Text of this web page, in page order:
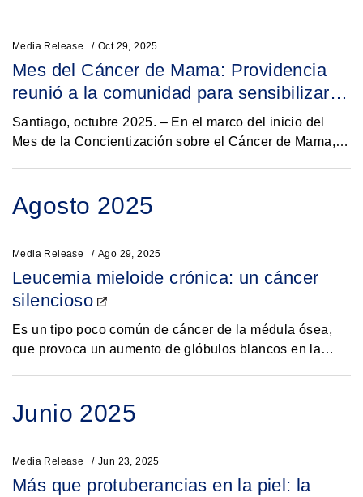
mujeres...
Media Release Oct 29, 2025
Mes del Cáncer de Mama: Providencia
reunió a la comunidad para sensibilizar
sobre las brechas que enfrentan las
pacientes
Santiago, octubre 2025. – En el marco del inicio del
Mes de la Concientización sobre el Cáncer de Mama, la
Agosto 2025
Media Release Ago 29, 2025
Leucemia mieloide crónica: un cáncer
silencioso
Es un tipo poco común de cáncer de la médula ósea,
que provoca un aumento de glóbulos blancos en la
Junio 2025
Media Release Jun 23, 2025
Más que protuberancias en la piel: la